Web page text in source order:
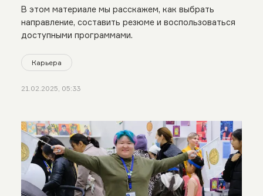
В этом материале мы расскажем, как выбрать
направление, составить резюме и воспользоваться
доступными программами.
Карьера
21.02.2025, 05:33